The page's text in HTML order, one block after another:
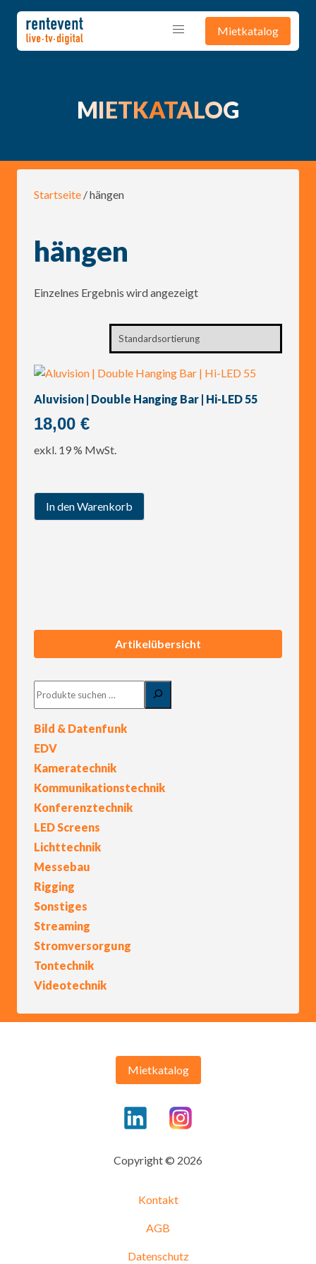
Mietkatalog
MIETKATALOG
Startseite / hängen
hängen
Einzelnes Ergebnis wird angezeigt
Aluvision | Double Hanging Bar | Hi-LED 55
18,00 €
exkl. 19 % MwSt.
In den Warenkorb
Artikelübersicht
Suchen
Bild & Datenfunk
EDV
Kameratechnik
Kommunikationstechnik
Konferenztechnik
LED Screens
Lichttechnik
Messebau
Rigging
Sonstiges
Streaming
Stromversorgung
Tontechnik
Videotechnik
Mietkatalog
Copyright © 2026
Kontakt
AGB
Datenschutz